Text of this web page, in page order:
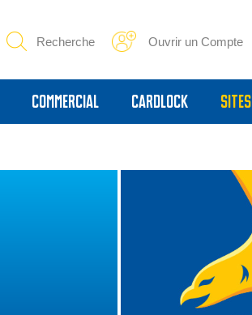
Recherche Ouvrir un Compte
Commercial Cardlock sites